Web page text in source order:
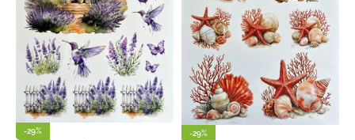
-29% -29%